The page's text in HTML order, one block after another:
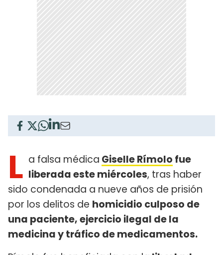
L a falsa médica Giselle Rímolo fue
liberada este miércoles, tras haber
sido condenada a nueve años de prisión
por los delitos de homicidio culposo de
una paciente, ejercicio ilegal de la
medicina y tráfico de medicamentos.